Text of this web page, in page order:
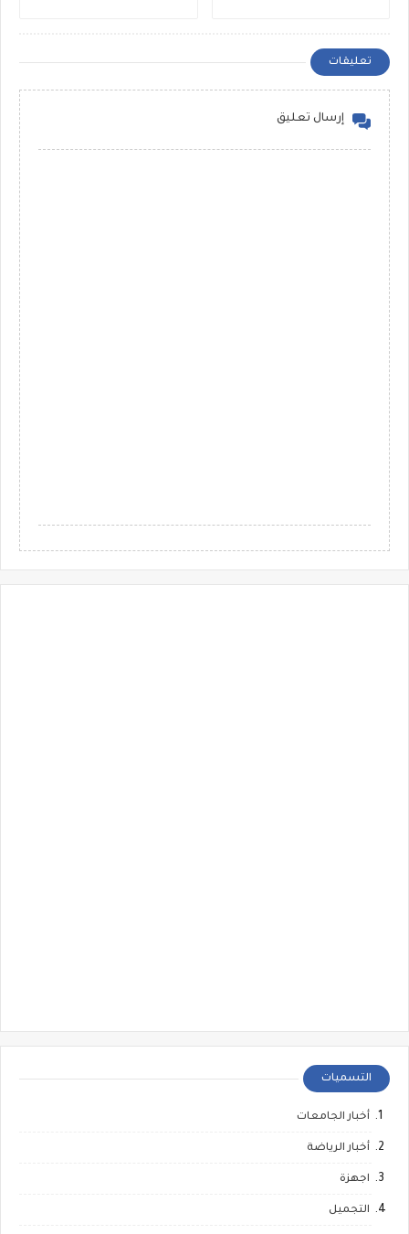
تعليقات
إرسال تعليق
التسميات
أخبار الجامعات
أخبار الرياضة
اجهزة
التجميل